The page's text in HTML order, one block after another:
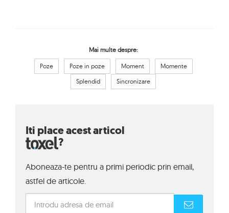
Mai multe despre:
Poze Poze in poze Moment
Momente
Splendid
Sincronizare
Iti place acest articol
?
Aboneaza-te pentru a primi periodic prin email,
astfel de articole.